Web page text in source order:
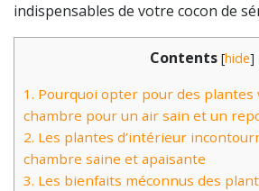
indispensables de votre cocon de
Contents [hide]
1. Pourquoi opter pour des plantes
chambre pour un air sain et un
2. Les plantes d’intérieur
chambre saine et apaisante
3. Les bienfaits méconnus des